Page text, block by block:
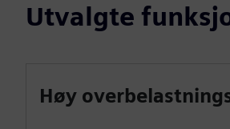
Utvalgte
Høy